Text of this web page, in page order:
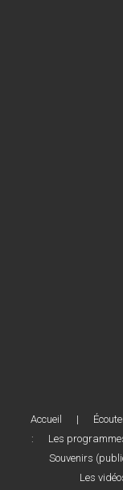
Accueil |
:
Les
Souvenirs
Les